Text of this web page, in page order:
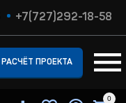
+7(727)292-18-58
РАСЧЁТ ПРОЕКТА
0